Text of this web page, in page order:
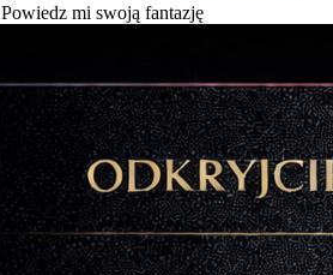
Powiedz mi swoją fantazję